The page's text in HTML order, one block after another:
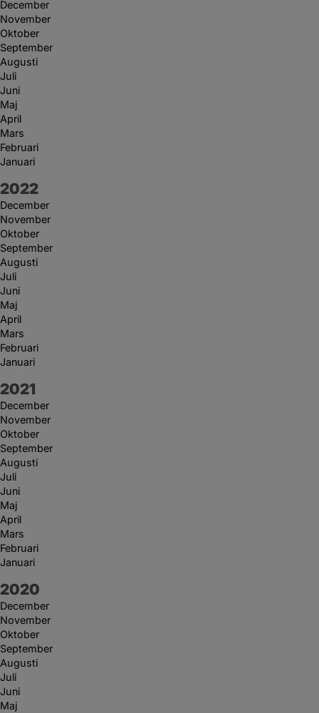
December
November
Oktober
September
Augusti
Juli
Juni
Maj
April
Mars
Februari
Januari
År:
2022
December
November
Oktober
September
Augusti
Juli
Juni
Maj
April
Mars
Februari
Januari
År:
2021
December
November
Oktober
September
Augusti
Juli
Juni
Maj
April
Mars
Februari
Januari
År:
2020
December
November
Oktober
September
Augusti
Juli
Juni
Maj